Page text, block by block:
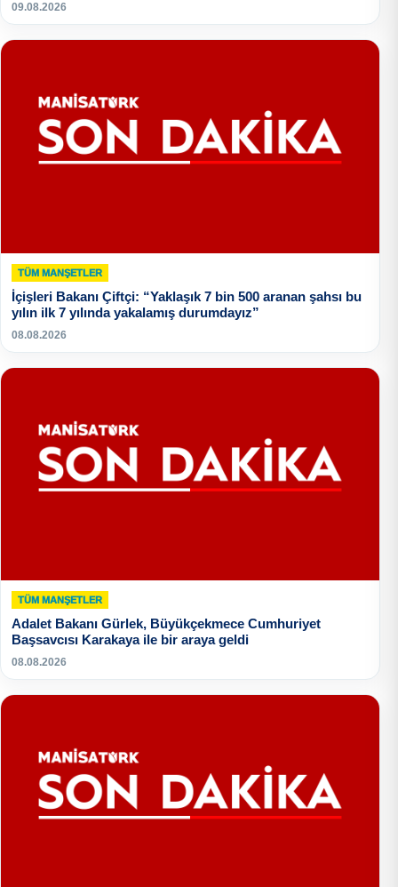
09.08.2026
TÜM MANŞETLER
İçişleri Bakanı Çiftçi: “Yaklaşık 7 bin 500 aranan şahsı bu
yılın ilk 7 yılında yakalamış durumdayız”
08.08.2026
TÜM MANŞETLER
Adalet Bakanı Gürlek, Büyükçekmece Cumhuriyet
Başsavcısı Karakaya ile bir araya geldi
08.08.2026